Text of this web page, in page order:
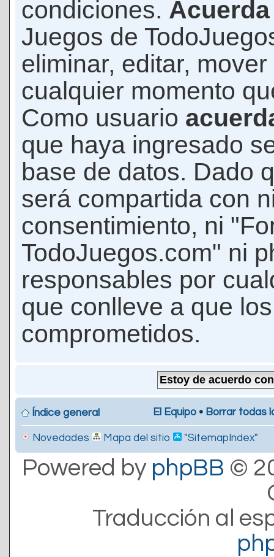
condiciones. Acuerda
Juegos de
eliminar, editar,
cualquier momento
Como usuario
que haya ingresado
base de datos. Dado
será compartida con
consentimiento, ni
TodoJuegos.com" ni
responsables por
que conlleve a que
comprometidos.
Índice general El Equipo • Borrar todas
Novedades Mapa del sitio "SitemapIndex"
Powered by phpBB ©
Traducción al